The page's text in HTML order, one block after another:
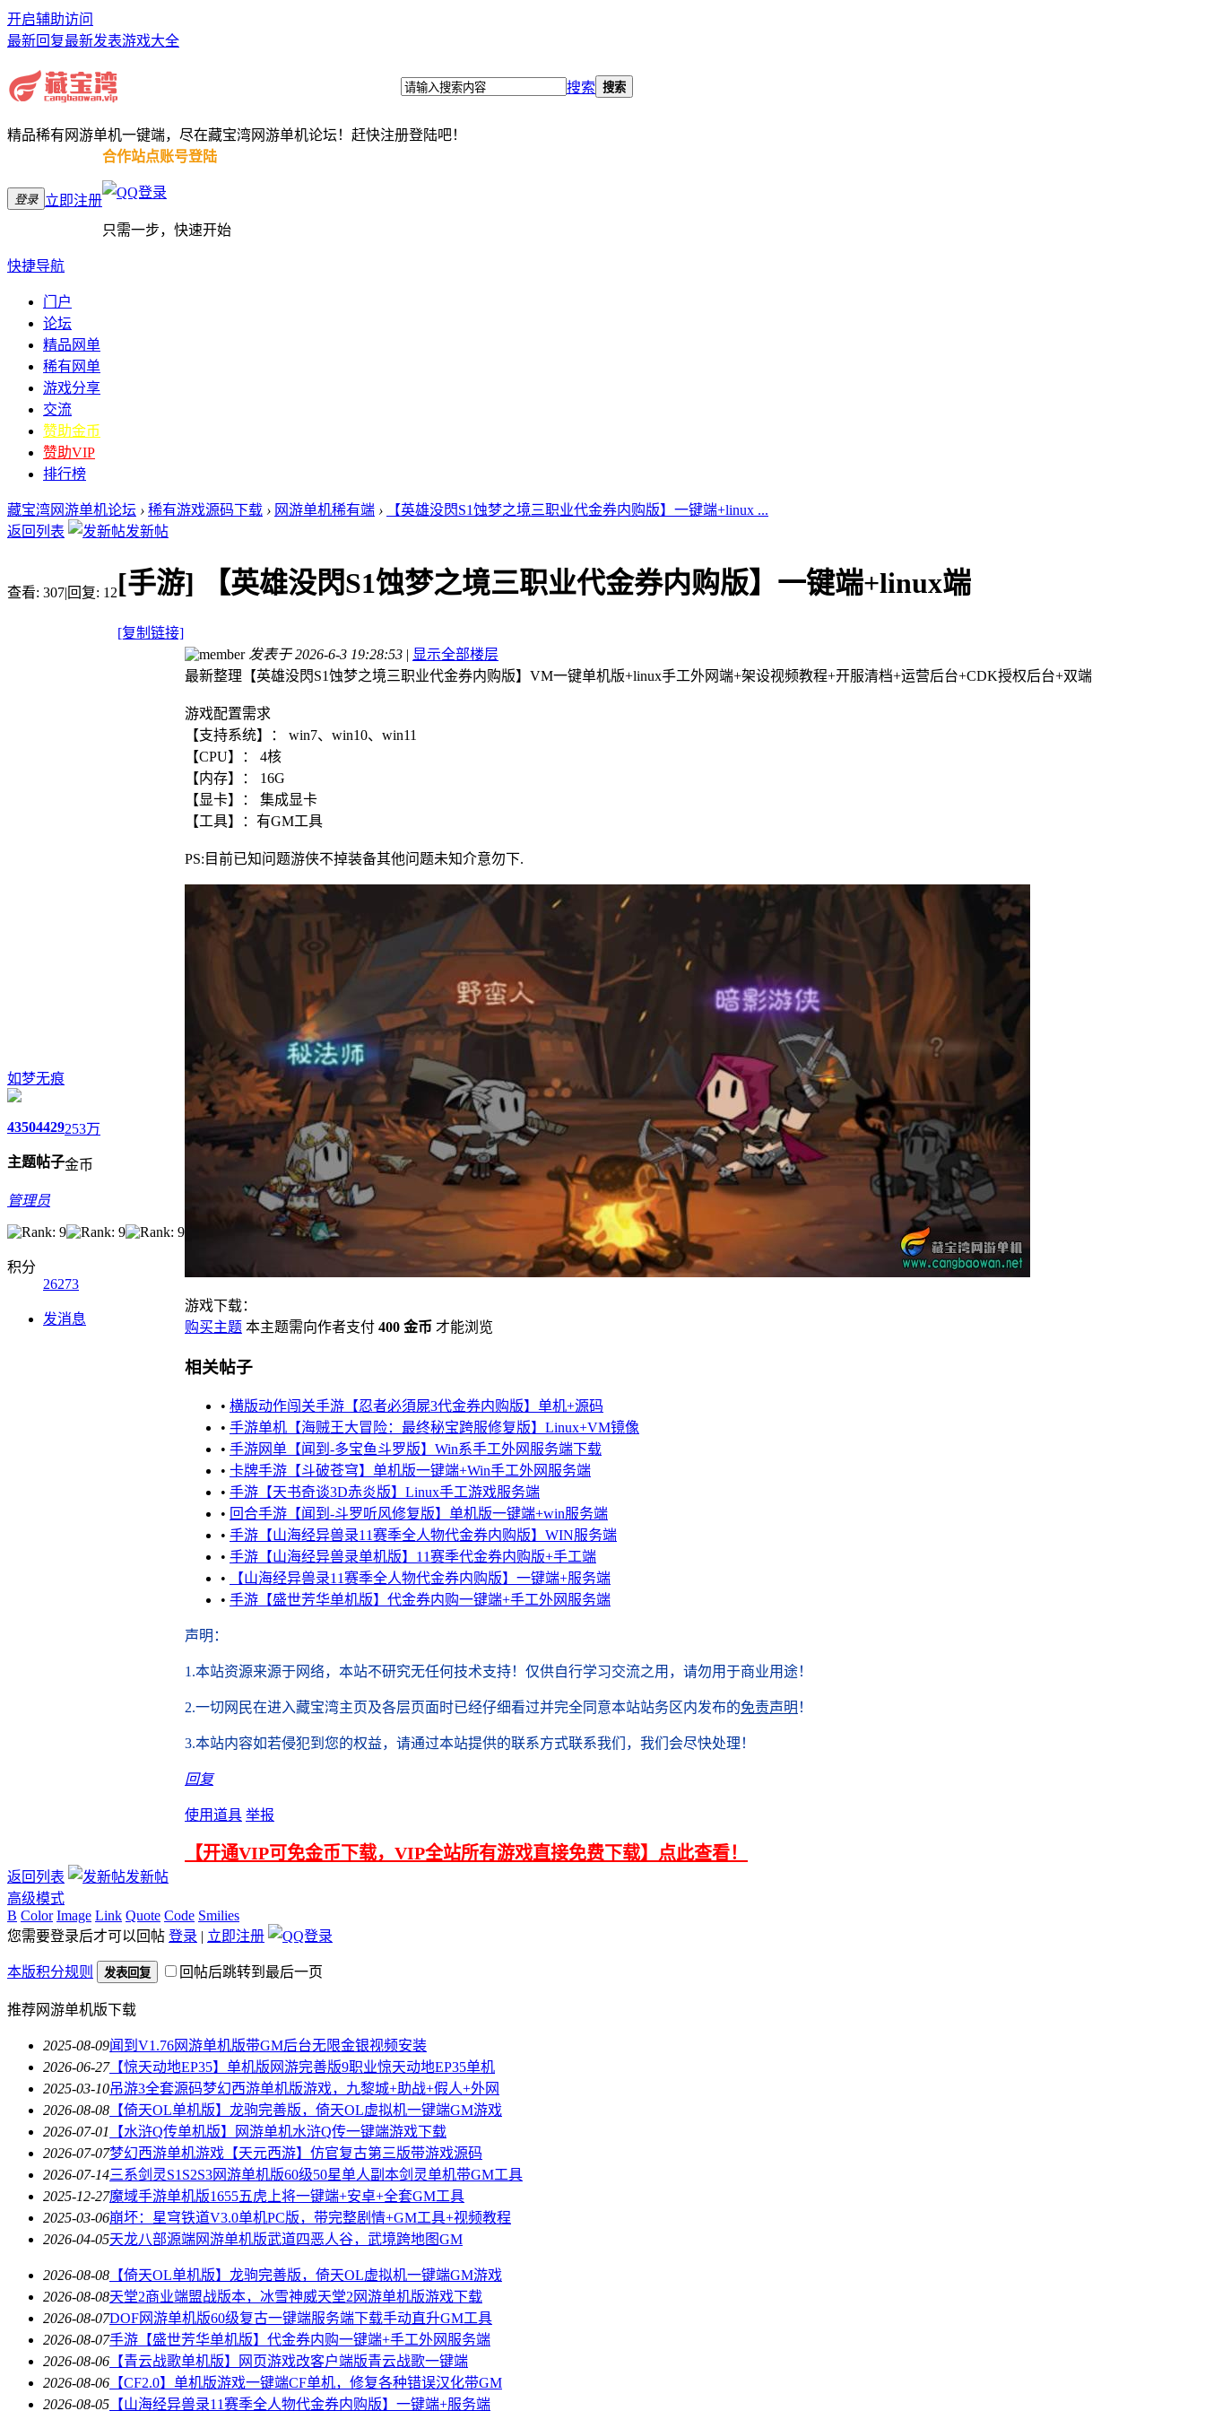
开启辅助访问
最新回复最新发表游戏大全
搜索 搜索
精品稀有网游单机一键端，尽在藏宝湾网游单机论坛！赶快注册登陆吧！
登录 立即注册
合作站点账号登陆
只需一步，快速开始
快捷导航
门户
论坛
精品网单
稀有网单
游戏分享
交流
赞助金币
赞助VIP
排行榜
藏宝湾网游单机论坛 › 稀有游戏源码下载 › 网游单机稀有端 ›
【英雄没閃S1蚀梦之境三职业代金券内购版】一键端+linux ...
返回列表
发新帖
查看: 307|回复: 12[手游] 【英雄没閃S1蚀梦之境三职业代金券内购版】一键端+linux端
[复制链接]
如梦无痕
4350
主题
4429
帖子
253万
金币
管理员
积分
26273
发消息
发表于 2026-6-3 19:28:53 | 显示全部楼层
最新整理【英雄没閃S1蚀梦之境三职业代金券内购版】VM一键单机版+linux手工外网端+架设视频教程+开服清档+运营后台+CDK授权后台+双端
游戏配置需求
【支持系统】： win7、win10、win11
【CPU】： 4核
【内存】： 16G
【显卡】： 集成显卡
【工具】：有GM工具
PS:目前已知问题游侠不掉装备其他问题未知介意勿下.
游戏下载：
购买主题 本主题需向作者支付 400 金币 才能浏览
相关帖子
• 横版动作闯关手游【忍者必須屍3代金券内购版】单机+源码
• 手游单机【海贼王大冒险：最终秘宝跨服修复版】Linux+VM镜像
• 手游网单【闻到-多宝鱼斗罗版】Win系手工外网服务端下载
• 卡牌手游【斗破苍穹】单机版一键端+Win手工外网服务端
• 手游【天书奇谈3D赤炎版】Linux手工游戏服务端
• 回合手游【闻到-斗罗听风修复版】单机版一键端+win服务端
• 手游【山海经异兽录11赛季全人物代金券内购版】WIN服务端
• 手游【山海经异兽录单机版】11赛季代金券内购版+手工端
•
【山海经异兽录11赛季全人物代金券内购版】一键端+服务端
• 手游【盛世芳华单机版】代金券内购一键端+手工外网服务端
声明 ：
1.本站资源来源于网络， 本站不研究无任何技术支持！ 仅供自行学习交流之用，请勿用于商业用途！
2.一切网民在进入藏宝湾主页及各层页面时已经仔细看过并完全同意本站站务区内发布的免责声明 ！
3.本站内容如若侵犯到您的权益，请通过本站提供的联系方式联系我们，我们会尽快处理！
回复
使用道具 举报
【开通VIP可免金币下载，VIP全站所有游戏直接免费下载】点此查看！
返回列表
发新帖
高级模式
B Color Image Link Quote Code Smilies
您需要登录后才可以回帖 登录 | 立即注册
本版积分规则 发表回复 回帖后跳转到最后一页
推荐网游单机版下载
2025-08-09闻到V1.76网游单机版带GM后台无限金银视频安装
2026-06-27【惊天动地EP35】单机版网游完善版9职业惊天动地EP35单机
2025-03-10吊游3全套源码梦幻西游单机版游戏，九黎城+助战+假人+外网
2026-08-08 【倚天OL单机版】龙驹完善版，倚天OL虚拟机一键端GM游戏
2026-07-01
【水浒Q传单机版】网游单机水浒Q传一键端游戏下载
2026-07-07梦幻西游单机游戏【天元西游】仿官复古第三版带游戏源码
2026-07-14三系剑灵S1S2S3网游单机版60级50星单人副本剑灵单机带GM工具
2025-12-27魔域手游单机版1655五虎上将一键端+安卓+全套GM工具
2025-03-06崩坏：星穹铁道V3.0单机PC版，带完整剧情+GM工具+视频教程
2026-04-05天龙八部源端网游单机版武道四恶人谷，武境跨地图GM
2026-08-08 【倚天OL单机版】龙驹完善版，倚天OL虚拟机一键端GM游戏
2026-08-08天堂2商业端盟战版本，冰雪神威天堂2网游单机版游戏下载
2026-08-07DOF网游单机版60级复古一键端服务端下载手动直升GM工具
2026-08-07手游【盛世芳华单机版】代金券内购一键端+手工外网服务端
2026-08-06 【青云战歌单机版】网页游戏改客户端版青云战歌一键端
2026-08-06 【CF2.0】单机版游戏一键端CF单机，修复各种错误汉化带GM
2026-08-05 【山海经异兽录11赛季全人物代金券内购版】一键端+服务端